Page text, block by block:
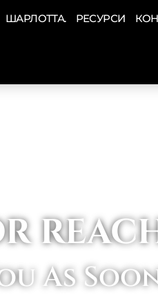
ШАРЛОТТА. РЕСУРСИ
As